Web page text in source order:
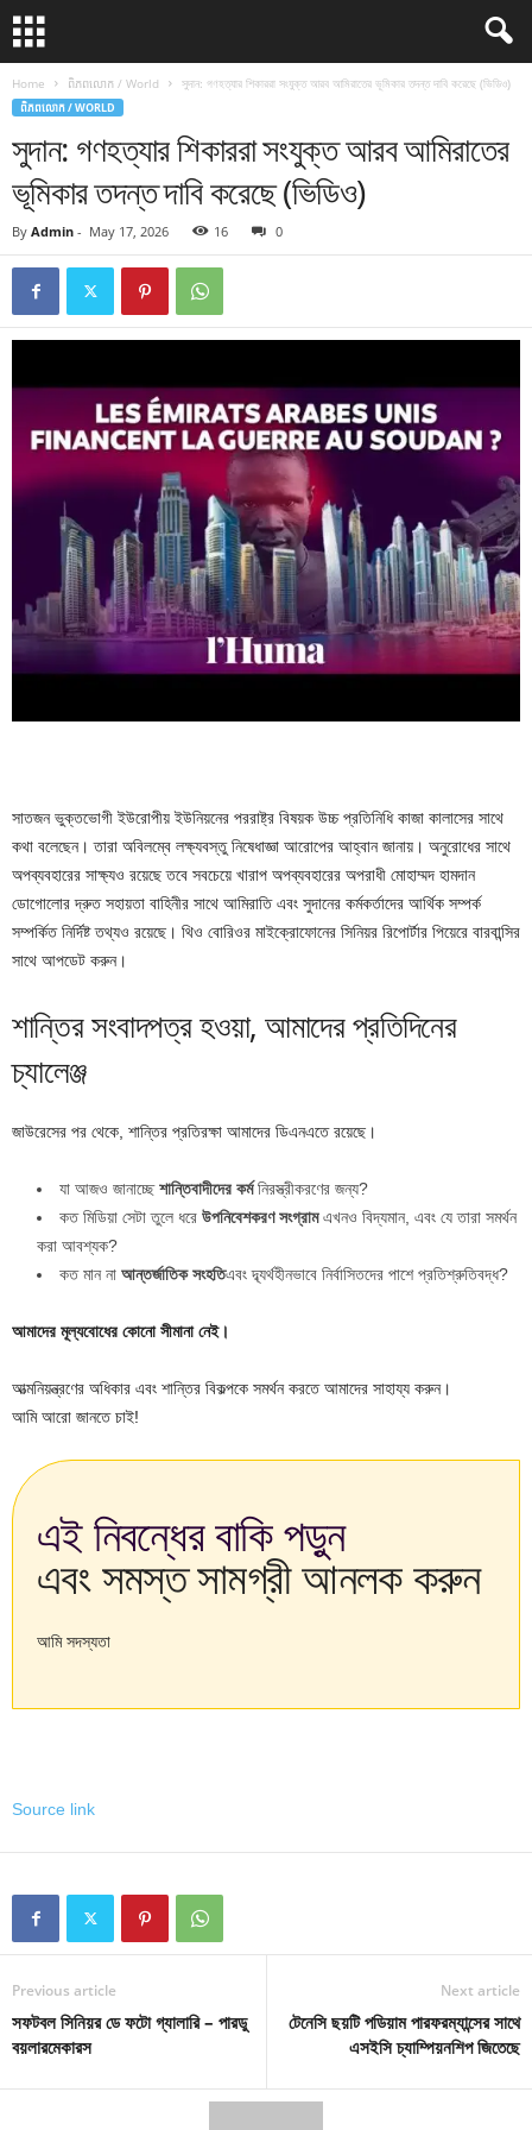
Home ពិភពលោក / World সুদান: গণহত্যার শিকাররা সংযুক্ত আরব আমিরাতের ভূমিকার তদন্ত দাবি করেছে (ভিডিও)
ពិភពលោក / WORLD
সুদান: গণহত্যার শিকাররা সংযুক্ত আরব আমিরাতের
ভূমিকার তদন্ত দাবি করেছে (ভিডিও)
By Admin - May 17, 2026 16 0
সাতজন ভুক্তভোগী ইউরোপীয় ইউনিয়নের পররাষ্ট্র বিষয়ক উচ্চ প্রতিনিধি কাজা কালাসের সাথে
কথা বলেছেন। তারা অবিলম্বে লক্ষ্যবস্তু নিষেধাজ্ঞা আরোপের আহ্বান জানায়। অনুরোধের সাথে
অপব্যবহারের সাক্ষ্যও রয়েছে তবে সবচেয়ে খারাপ অপব্যবহারের অপরাধী মোহাম্মদ হামদান
ডোগোলোর দ্রুত সহায়তা বাহিনীর সাথে আমিরাতি এবং সুদানের কর্মকর্তাদের আর্থিক সম্পর্ক
সম্পর্কিত নির্দিষ্ট তথ্যও রয়েছে। থিও বোরিওর মাইক্রোফোনের সিনিয়র রিপোর্টার পিয়েরে বারবান্সির
সাথে আপডেট করুন।
শান্তির সংবাদপত্র হওয়া, আমাদের প্রতিদিনের
চ্যালেঞ্জ
জাউরেসের পর থেকে, শান্তির প্রতিরক্ষা আমাদের ডিএনএতে রয়েছে।
যা আজও জানাচ্ছেশান্তিবাদীদের কর্মনিরস্ত্রীকরণের জন্য?
কত মিডিয়া সেটা তুলে ধরে উপনিবেশকরণ সংগ্রামএখনও বিদ্যমান, এবং যে তারা সমর্থন
করা আবশ্যক?
কত মান না আন্তর্জাতিক সংহতিএবং দ্ব্যর্থহীনভাবে নির্বাসিতদের পাশে প্রতিশ্রুতিবদ্ধ?
আমাদের মূল্যবোধের কোনো সীমানা নেই।
আত্মনিয়ন্ত্রণের অধিকার এবং শান্তির বিকল্পকে সমর্থন করতে আমাদের সাহায্য করুন।
আমি আরো জানতে চাই!
এই নিবন্ধের বাকি পড়ুন
এবং সমস্ত সামগ্রী আনলক করুন
আমি সদস্যতা
Source link
Previous article
সফটবল সিনিয়র ডে ফটো গ্যালারি – পারডু
বয়লারমেকারস
Next article
টেনেসি ছয়টি পডিয়াম পারফরম্যান্সের সাথে
এসইসি চ্যাম্পিয়নশিপ জিতেছে